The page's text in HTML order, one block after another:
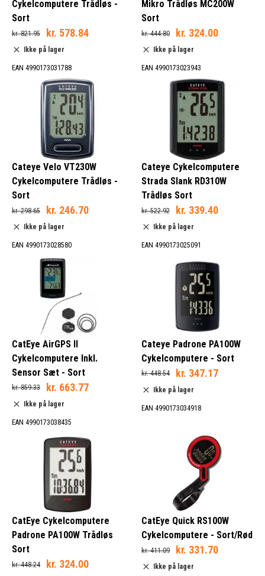
Cykelcomputere Trådløs -
Sort
kr. 821.95 kr. 578.84
Ikke på lager
EAN 4990173031788
Mikro Trådløs MC200W
Sort
kr. 444.80 kr. 324.00
Ikke på lager
EAN 4990173023943
Cateye Velo VT230W
Cykelcomputere Trådløs -
Sort
kr. 298.65 kr. 246.70
Ikke på lager
EAN 4990173028580
Cateye Cykelcomputere
Strada Slank RD310W
Trådløs Sort
kr. 522.92 kr. 339.40
Ikke på lager
EAN 4990173025091
CatEye AirGPS II
Cykelcomputere Inkl.
Sensor Sæt - Sort
kr. 859.33 kr. 663.77
Ikke på lager
EAN 4990173038435
Cateye Padrone PA100W
Cykelcomputere - Sort
kr. 448.54 kr. 347.17
Ikke på lager
EAN 4990173034918
CatEye Cykelcomputere
Padrone PA100W Trådløs
Sort
kr. 448.24 kr. 324.00
CatEye Quick RS100W
Cykelcomputere - Sort/Rød
kr. 411.09 kr. 331.70
Ikke på lager